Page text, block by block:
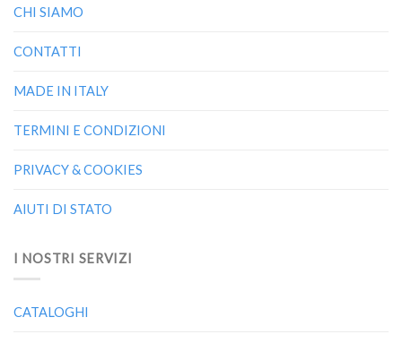
CHI SIAMO
CONTATTI
MADE IN ITALY
TERMINI E CONDIZIONI
PRIVACY & COOKIES
AIUTI DI STATO
I NOSTRI SERVIZI
CATALOGHI